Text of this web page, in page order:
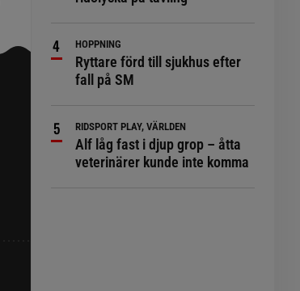
HOPPNING
Ryttare förd till sjukhus efter
fall på SM
RIDSPORT PLAY, VÄRLDEN
Alf låg fast i djup grop – åtta
veterinärer kunde inte komma